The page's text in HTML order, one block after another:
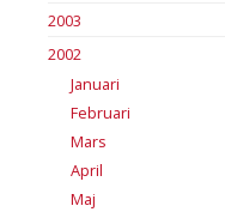
2003
2002
Januari
Februari
Mars
April
Maj